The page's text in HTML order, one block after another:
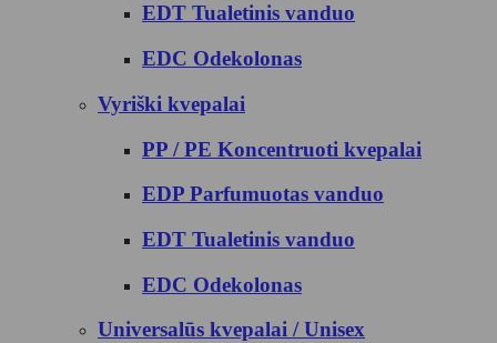
EDT Tualetinis vanduo
EDC Odekolonas
Vyriški kvepalai
PP / PE Koncentruoti kvepalai
EDP Parfumuotas vanduo
EDT Tualetinis vanduo
EDC Odekolonas
Universalūs kvepalai / Unisex